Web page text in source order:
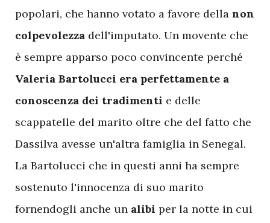
popolari, che hanno votato a favore della non
colpevolezza dell'imputato. Un movente che
è sempre apparso poco convincente perché
Valeria Bartolucci era perfettamente a
conoscenza dei tradimenti e delle
scappatelle del marito oltre che del fatto che
Dassilva avesse un'altra famiglia in Senegal.
La Bartolucci che in questi anni ha sempre
sostenuto l'innocenza di suo marito
fornendogli anche un alibi per la notte in cui